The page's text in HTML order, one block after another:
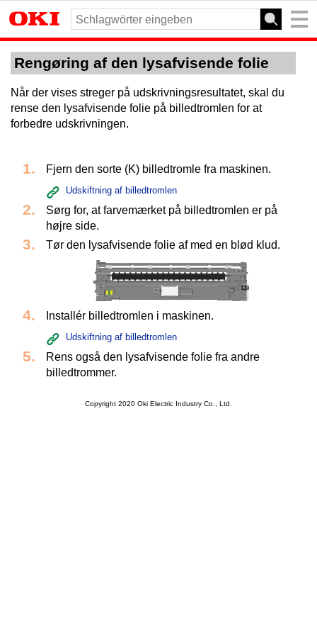
Rengøring af den lysafvisende folie
Når der vises streger på udskrivningsresultatet, skal du
rense den lysafvisende folie på billedtromlen for at
forbedre udskrivningen.
Fjern den sorte (K) billedtromle fra maskinen.
Udskiftning af billedtromlen
Sørg for, at farvemærket på billedtromlen er på
højre side.
Tør den lysafvisende folie af med en blød klud.
Installér billedtromlen i maskinen.
Udskiftning af billedtromlen
Rens også den lysafvisende folie fra andre
billedtrommer.
Copyright 2020 Oki Electric Industry Co., Ltd.